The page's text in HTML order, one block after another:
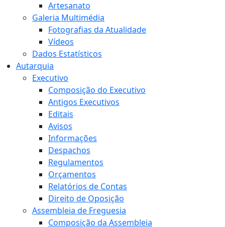
Artesanato
Galeria Multimédia
Fotografias da Atualidade
Vídeos
Dados Estatísticos
Autarquia
Executivo
Composição do Executivo
Antigos Executivos
Editais
Avisos
Informações
Despachos
Regulamentos
Orçamentos
Relatórios de Contas
Direito de Oposição
Assembleia de Freguesia
Composição da Assembleia